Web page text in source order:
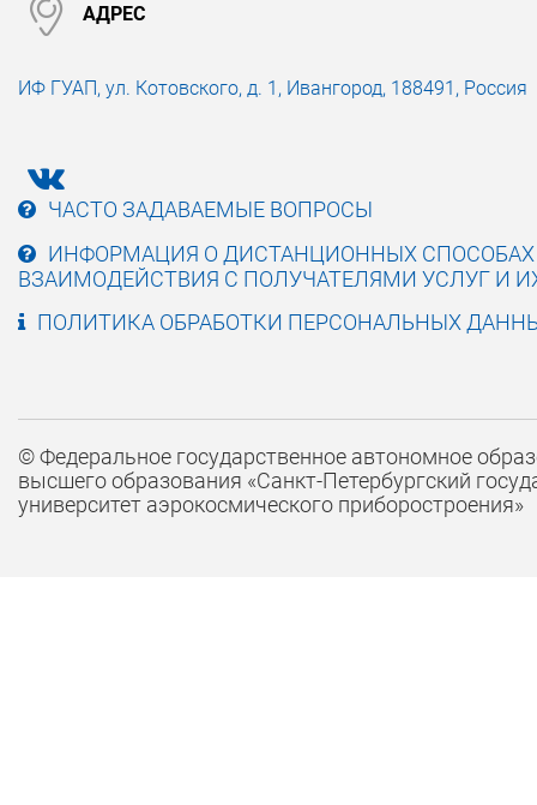
АДРЕС
ИФ ГУАП, ул. Котовского, д. 1, Ивангород, 188491, Россия
ЧАСТО ЗАДАВАЕМЫЕ ВОПРОСЫ
ИНФОРМАЦИЯ О ДИСТАНЦИОННЫХ СПОСОБАХ
ВЗАИМОДЕЙСТВИЯ С ПОЛУЧАТЕЛЯМИ УСЛУГ И
ПОЛИТИКА ОБРАБОТКИ ПЕРСОНАЛЬНЫХ
© Федеральное государственное автономное
высшего образования «Санкт-Петербургский
университет аэрокосмического приборостроения»